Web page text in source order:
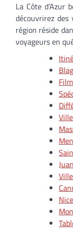
La Côte d’Azur
découvrirez
région réside
voyageurs en
Nice